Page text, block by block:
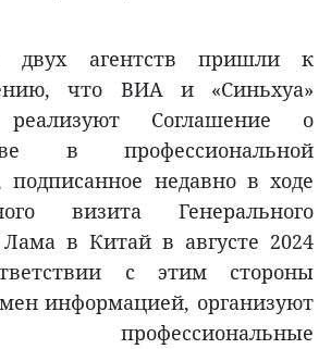
двух агентств пришли к
что ВИА и «Синьхуа»
реализуют Соглашение о
в профессиональной
подписанное недавно в ходе
визита Генерального
Лама в Китай в августе 2024
с этим стороны
информацией, организуют
профессиональные